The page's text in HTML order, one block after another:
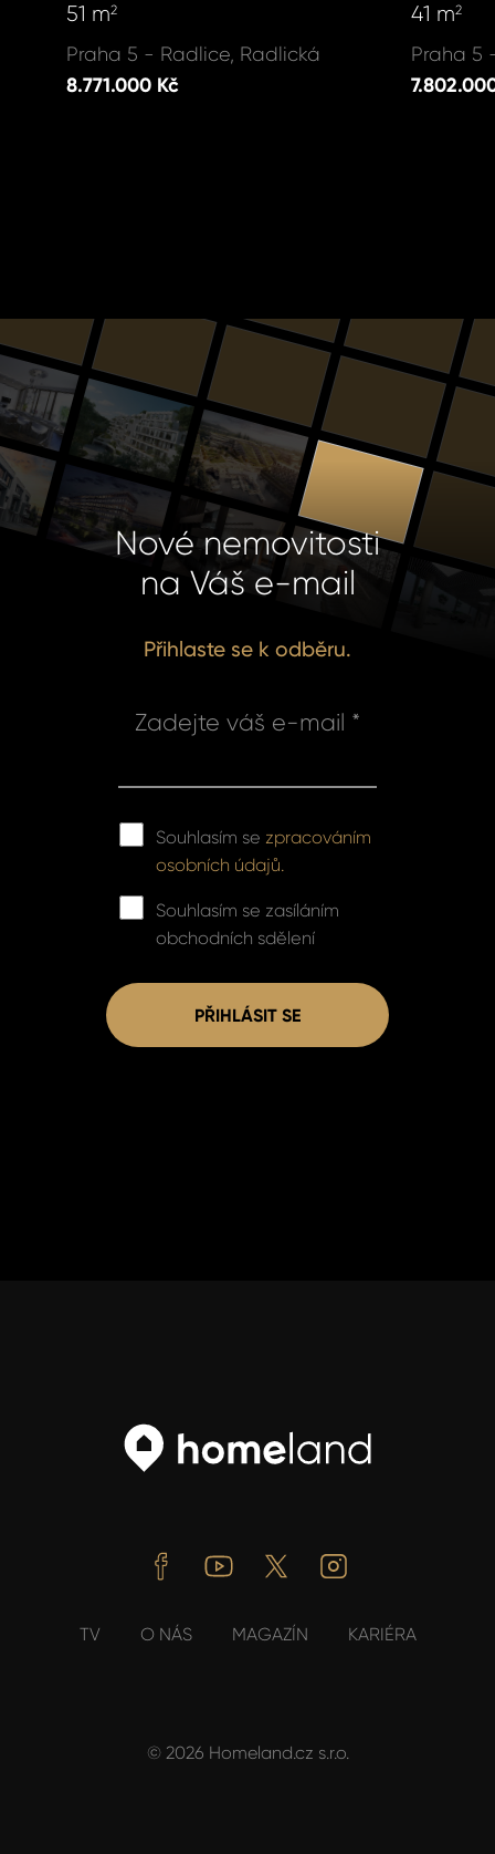
51 m2
Praha 5 - Radlice, Radlická
8.771.000 Kč
41 m2
Praha 5
Nové nemovitosti
na Váš e-mail
Přihlaste se k odběru.
Zadejte váš e-mail *
Souhlasím se zpracováním
osobních údajů.
Souhlasím se zasíláním
obchodních sdělení
PŘIHLÁSIT SE
FacebookYoutube Twitter
TV O NÁS MAGAZÍN KARIÉRA
© 2026 Homeland.cz s.r.o.